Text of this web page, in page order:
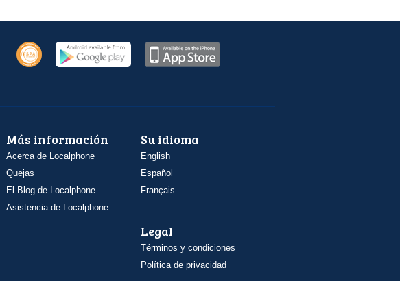
Más información
Acerca de Localphone
Quejas
El Blog de Localphone
Asistencia de Localphone
Su idioma
English
Español
Français
Legal
Términos y condiciones
Política de privacidad